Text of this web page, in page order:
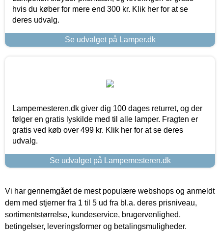
hvis du køber for mere end 300 kr. Klik her for at se
deres udvalg.
Se udvalget på Lamper.dk
Lampemesteren.dk giver dig 100 dages returret, og der
følger en gratis lyskilde med til alle lamper. Fragten er
gratis ved køb over 499 kr. Klik her for at se deres
udvalg.
Se udvalget på Lampemesteren.dk
Vi har gennemgået de mest populære webshops og anmeldt
dem med stjerner fra 1 til 5 ud fra bl.a. deres prisniveau,
sortimentstørrelse, kundeservice, brugervenlighed,
betingelser, leveringsformer og betalingsmuligheder.